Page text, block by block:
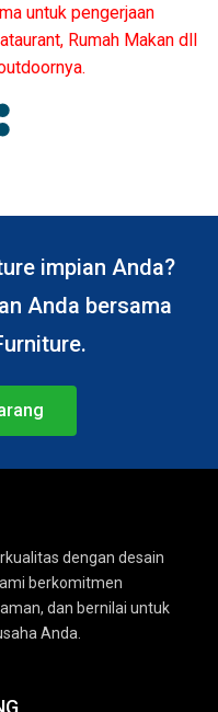
untuk pengerjaan
Rumah Makan dll
impian Anda?
Anda bersama
dengan desain
berkomitmen
dan bernilai untuk
Anda.